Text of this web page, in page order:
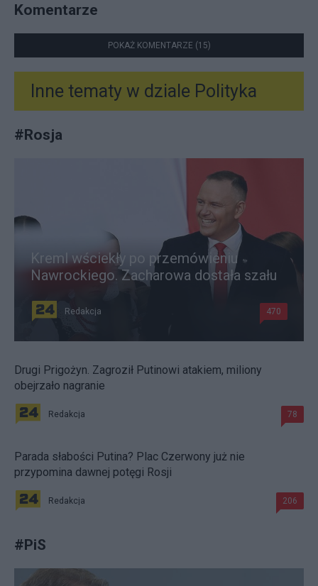
Komentarze
POKAŻ KOMENTARZE (15)
Inne tematy w dziale Polityka
#Rosja
Kreml wściekły po przemówieniu
Nawrockiego. Zacharowa dostała szału
Redakcja 470
Drugi Prigożyn. Zagroził Putinowi atakiem, miliony
obejrzało nagranie
Redakcja 78
Parada słabości Putina? Plac Czerwony już nie
przypomina dawnej potęgi Rosji
Redakcja 206
#PiS